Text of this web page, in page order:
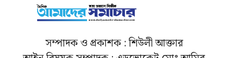
সম্পাদক ও প্রকাশক : শিউলী আক্তার